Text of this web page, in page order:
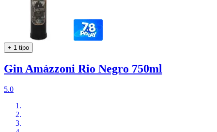
+ 1 tipo
Gin Amázzoni Rio Negro 750ml
5.0